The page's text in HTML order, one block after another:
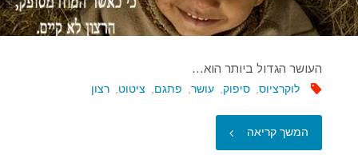
העושר הגדול ביותר הוא…
לוקרציוס, סיפוק, עושר, פתגם, ציטוט, רצון
המשך קריאה "העושר